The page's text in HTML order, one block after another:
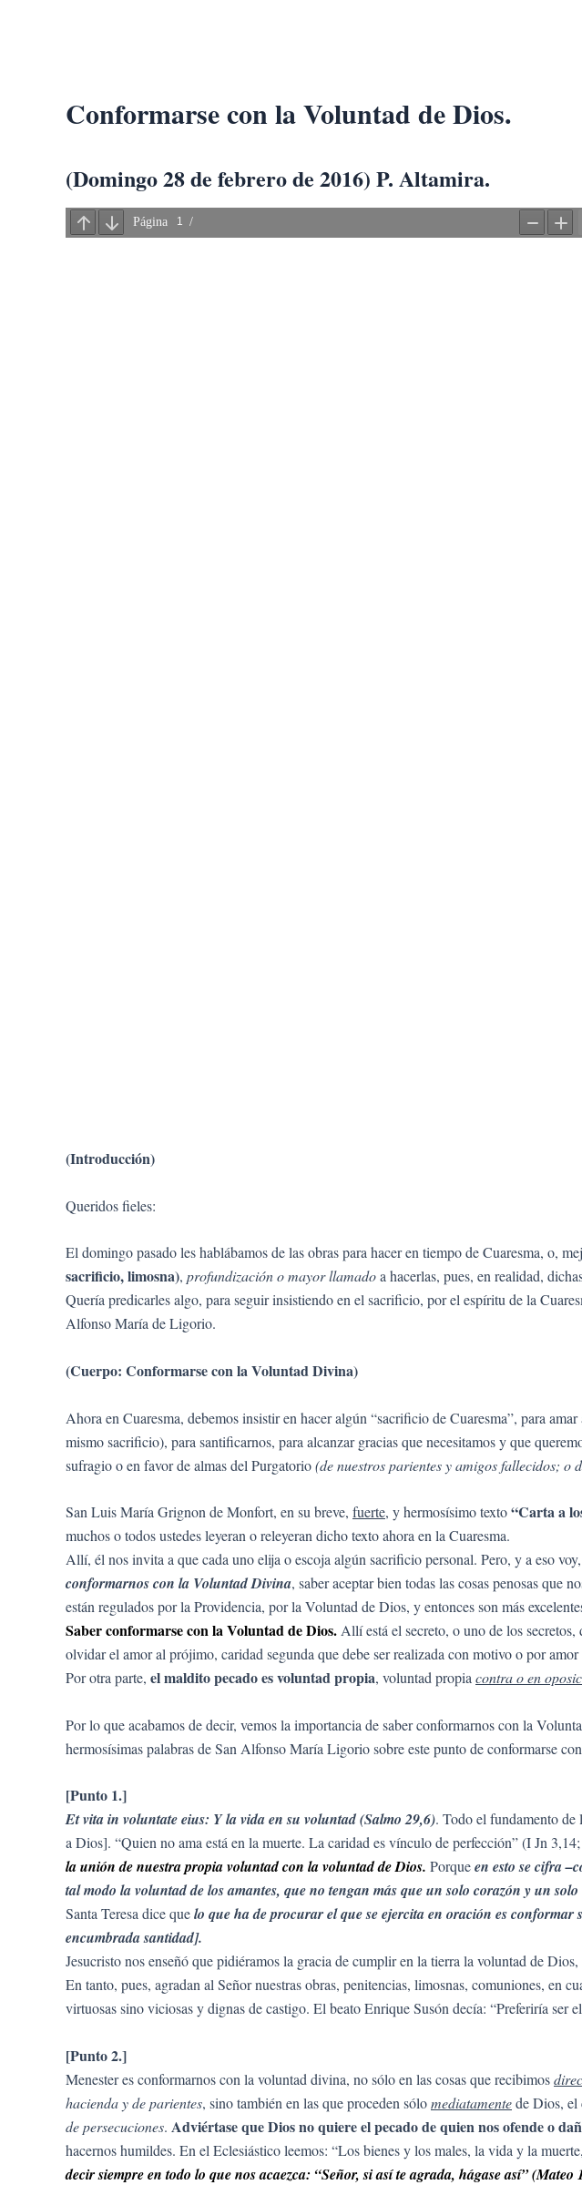
Conformarse con la Voluntad de Dios.
(Domingo 28 de febrero de 2016) P. Altamira.
(Introducción)
Queridos fieles:
El domingo pasado les hablábamos de las obras para hacer en tiempo de Cuaresma, o,
sacrificio, limosna), profundización o mayor llamadoa hacerlas, pues, en realidad,
Quería predicarles algo, para seguir insistiendo en el sacrificio, por el espíritu de la
Alfonso María de Ligorio.
(Cuerpo: Conformarse con la Voluntad Divina)
Ahora en Cuaresma, debemos insistir en hacer algún “sacrificio de Cuaresma”, para
mismo sacrificio), para santificarnos, para alcanzar gracias que necesitamos y que
sufragio o en favor de almas del Purgatorio(de nuestros parientes y amigos fallecidos; o
San Luis María Grignon de Monfort, en su breve, fuerte, y hermosísimo texto“Carta a
muchos o todos ustedes leyeran o releyeran dicho texto ahora en la Cuaresma.
Allí, él nos invita a que cada uno elija o escoja algún sacrificio personal. Pero, y a eso
conformarnos con la Voluntad Divina, saber aceptar bien todas las cosas penosas que
están regulados por la Providencia, por la Voluntad de Dios, y entonces son más
Saber conformarse con la Voluntad de Dios. Allí está el secreto, o uno de los
olvidar el amor al prójimo, caridad segunda que debe ser realizada con motivo o por
Por otra parte, el maldito pecado es voluntad propia, voluntad propia contra o en
Por lo que acabamos de decir, vemos la importancia de saber conformarnos con la
hermosísimas palabras de San Alfonso María Ligorio sobre este punto de conformarse
[Punto 1.]
Et vita in voluntate eius: Y la vida en su voluntad (Salmo 29,6). Todo el fundamento
a Dios]. “Quien no ama está en la muerte. La caridad es vínculo de perfección” (I Jn
la unión de nuestra propia voluntad con la voluntad de Dios. Porqueen esto se cifra
tal modo la voluntad de los amantes, que no tengan más que un solo corazón y un
Santa Teresa dice quelo que ha de procurar el que se ejercita en oración es
encumbrada santidad].
Jesucristo nos enseñó que pidiéramos la gracia de cumplir en la tierra la voluntad de
En tanto, pues, agradan al Señor nuestras obras, penitencias, limosnas, comuniones, en
virtuosas sino viciosas y dignas de castigo. El beato Enrique Susón decía: “Preferiría
[Punto 2.]
Menester es conformarnos con la voluntad divina, no sólo en las cosas que recibimos
hacienda y de parientes, sino también en las que proceden sólomediatamentede Dios, el
de persecuciones. Adviértase que Dios no quiere el pecado de quien nos ofende o
hacernos humildes. En el Eclesiástico leemos: “Los bienes y los males, la vida y la
decir siempre en todo lo que nos acaezca: “Señor, si así te agrada, hágase así” (Mateo